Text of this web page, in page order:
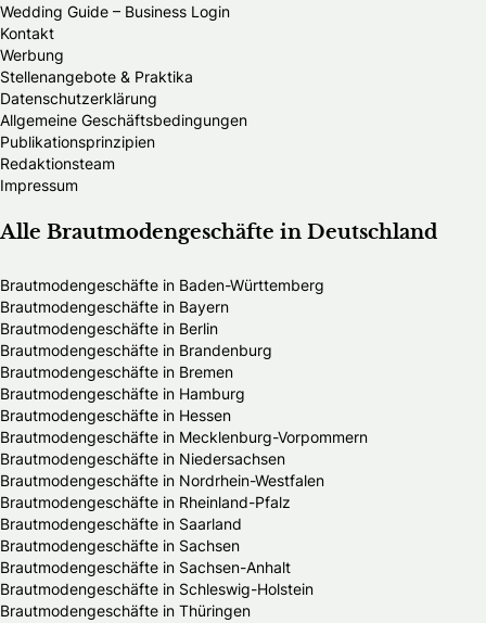
Wedding Guide – Business Login
Kontakt
Werbung
Stellenangebote & Praktika
Datenschutzerklärung
Allgemeine Geschäftsbedingungen
Publikationsprinzipien
Redaktionsteam
Impressum
Alle Brautmodengeschäfte in Deutschland
Brautmodengeschäfte in Baden-Württemberg
Brautmodengeschäfte in Bayern
Brautmodengeschäfte in Berlin
Brautmodengeschäfte in Brandenburg
Brautmodengeschäfte in Bremen
Brautmodengeschäfte in Hamburg
Brautmodengeschäfte in Hessen
Brautmodengeschäfte in Mecklenburg-Vorpommern
Brautmodengeschäfte in Niedersachsen
Brautmodengeschäfte in Nordrhein-Westfalen
Brautmodengeschäfte in Rheinland-Pfalz
Brautmodengeschäfte in Saarland
Brautmodengeschäfte in Sachsen
Brautmodengeschäfte in Sachsen-Anhalt
Brautmodengeschäfte in Schleswig-Holstein
Brautmodengeschäfte in Thüringen